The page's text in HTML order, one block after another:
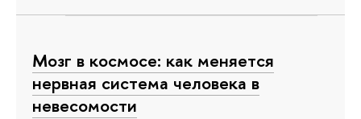
Мозг в космосе: как меняется
нервная система человека в
невесомости